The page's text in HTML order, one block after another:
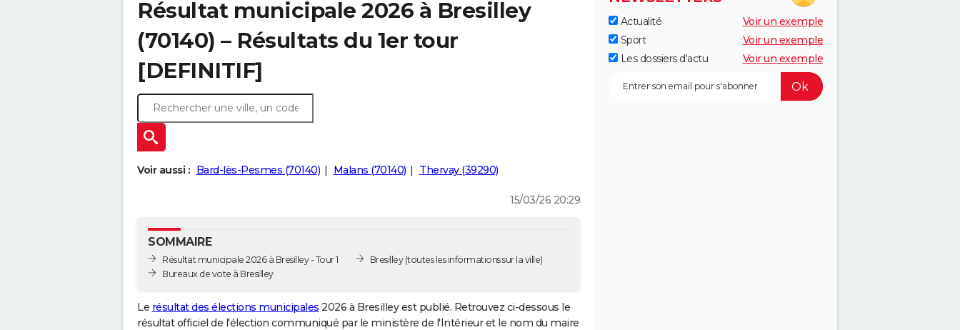
Résultat municipale 2026 à Bresilley
(70140) – Résultats du 1er tour
[DEFINITIF]
Voir aussi : Bard-lès-Pesmes (70140) Malans (70140) Thervay (39290)
15/03/26 20:29
SOMMAIRE
Résultat municipale 2026 à Bresilley - Tour 1
Bureaux de vote à Bresilley
Bresilley(toutes les informations sur la ville)
Le résultat des élections municipales 2026 à Bresilley est publié. Retrouvez ci-dessous le
résultat officiel de l'élection communiqué par le ministère de l'Intérieur et le nom du maire
Actualité
Voir un exemple
Sport
Voir un exemple
Les dossiers d'actu
Voir un exemple